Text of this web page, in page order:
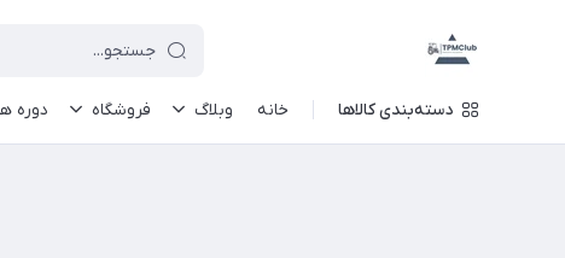
دسته‌بندی کالاها خانه وبلاگ فروشگاه دوره